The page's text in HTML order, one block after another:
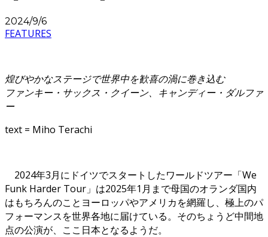
2024/9/6
FEATURES
煌びやかなステージで世界中を歓喜の渦に巻き込む
ファンキー・サックス・クイーン、キャンディー・ダルファ
ー
text = Miho Terachi
2024年3月にドイツでスタートしたワールドツアー「We
Funk Harder Tour」は2025年1月まで母国のオランダ国内
はもちろんのことヨーロッパやアメリカを網羅し、極上のパ
フォーマンスを世界各地に届けている。そのちょうど中間地
点の公演が、ここ日本となるようだ。